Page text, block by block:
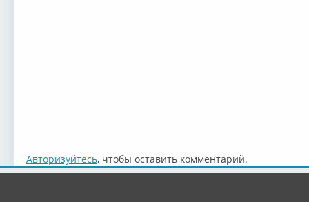
Авторизуйтесь, чтобы оставить комментарий.